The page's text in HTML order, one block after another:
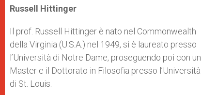
Russell Hittinger
Il prof. Russell Hittinger è nato nel Commonwealth
della Virginia (U.S.A.) nel 1949, si è laureato presso
l’Università di Notre Dame, proseguendo poi con un
Master e il Dottorato in Filosofia presso l’Università
di St. Louis.